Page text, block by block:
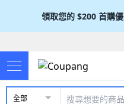
領取您的 $200 首購
全部